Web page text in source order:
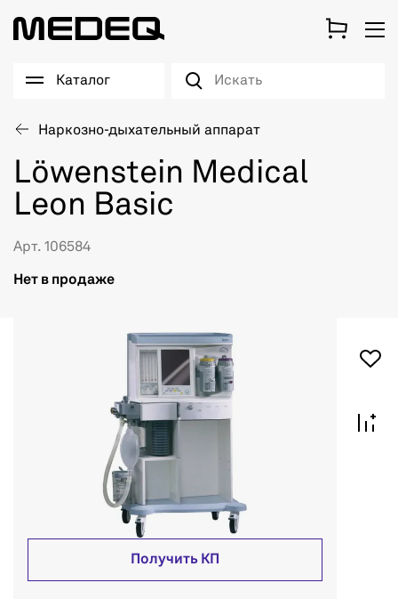
Каталог
Наркозно-дыхательный аппарат
Löwenstein Medical
Leon Basic
Арт. 106584
Нет в продаже
Получить КП